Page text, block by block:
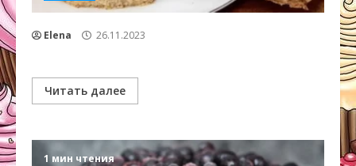
Elena 26.11.2023
Читать далее
1 мин чтения